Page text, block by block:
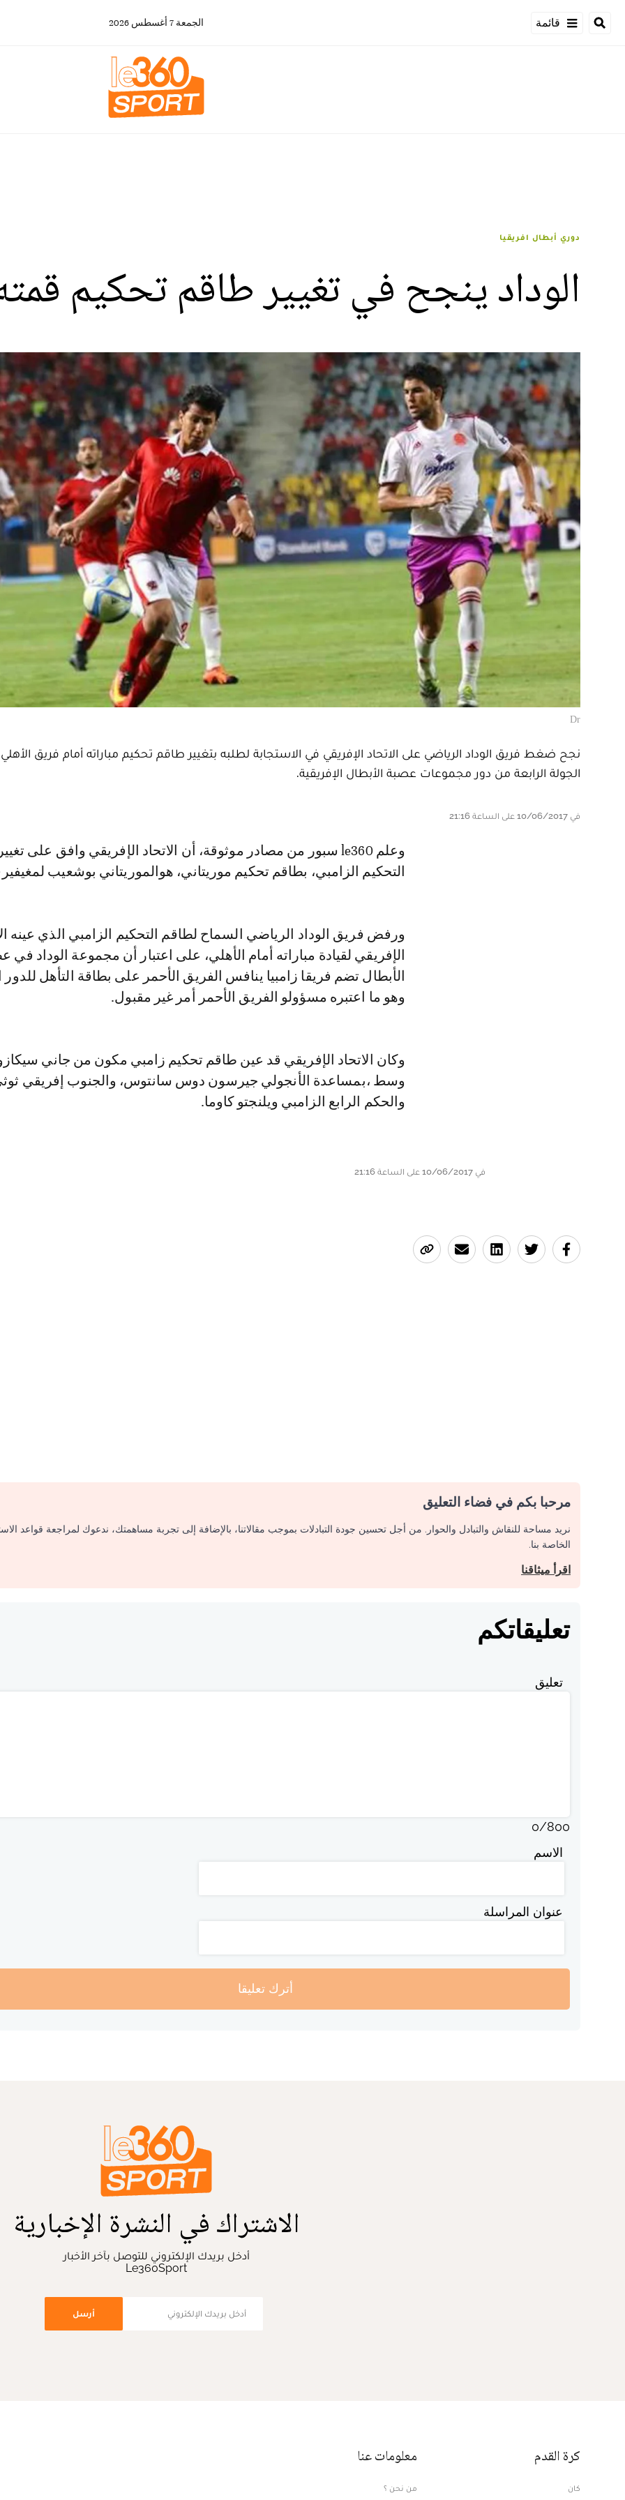
قائمة الجمعة 7 أغسطس 2026
دوري أبطال افريقيا
الوداد ينجح في تغيير طاقم تحكيم
Dr
نجح ضغط فريق الوداد الرياضي على الاتحاد الإفريقي في الاستجابة لطلبه بتغيير طاقم تحكيم مباراته أمام فريق
الجولة الرابعة من دور مجموعات عصبة الأبطال الإفريقية.
في 10/06/2017 على الساعة 21:16
وعلم le360 سبور من مصادر موثوقة، أن الاتحاد الإفريقي وافق على تغيير طاقم
التحكيم الزامبي، بطاقم تحكيم موريتاني، هوالموريتاني بوشعيب
ورفض فريق الوداد الرياضي السماح لطاقم التحكيم الزامبي الذي عينه
الإفريقي لقيادة مباراته أمام الأهلي، على اعتبار أن مجموعة الوداد في
الأبطال تضم فريقا زامبيا ينافس الفريق الأحمر على بطاقة التأهل للدور
وهو ما اعتبره مسؤولو الفريق الأحمر أمر غير مقبول.
وكان الاتحاد الإفريقي قد عين طاقم تحكيم زامبي مكون من جاني
وسط ،بمساعدة الأنجولي جيرسون دوس سانتوس، والجنوب إفريقي
والحكم الرابع الزامبي ويلنجتو كاوما.
في 10/06/2017 على الساعة 21:16
مرحبا بكم في فضاء التعليق
نريد مساحة للنقاش والتبادل والحوار. من أجل تحسين جودة التبادلات بموجب مقالاتنا، بالإضافة إلى تجربة مساهمتك، ندعوك لمراجعة قواعد
الخاصة بنا.
اقرأ ميثاقنا
تعليقاتكم
تعليق
0/800
الاسم
عنوان المراسلة
أترك تعليقا
الاشتراك في النشرة الإخبارية
أدخل بريدك الإلكتروني للتوصل بآخر الأخبار
Le360Sport
أرسل
كرة القدم
كان
معلومات عنا
من نحن ؟